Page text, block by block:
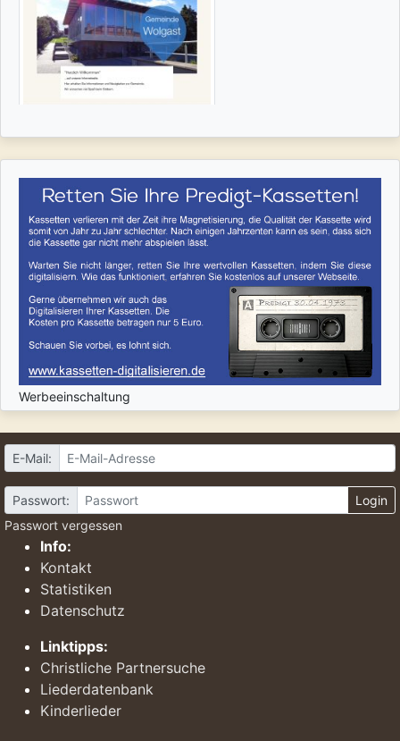
Werbeeinschaltung
E-Mail:
Passwort:
Login
Passwort vergessen
Info:
Kontakt
Statistiken
Datenschutz
Linktipps:
Christliche Partnersuche
Liederdatenbank
Kinderlieder